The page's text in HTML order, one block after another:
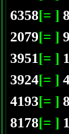
6358[= ]
2079[= ]
3951[= ]
3924[= ]
4193[= ]
8178[= ]